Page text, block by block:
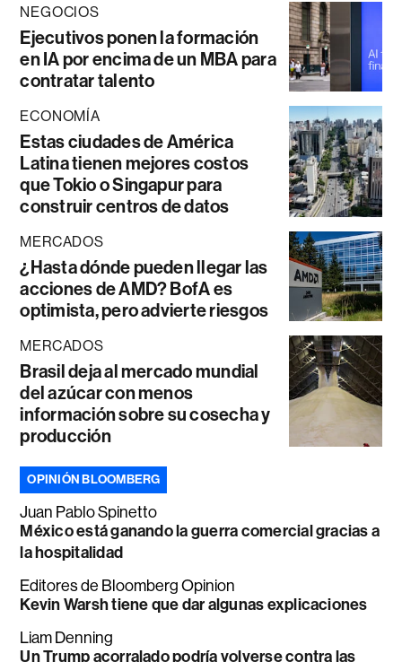
NEGOCIOS
Ejecutivos ponen la formación
en IA por encima de un MBA para
contratar talento
ECONOMÍA
Estas ciudades de América
Latina tienen mejores costos
que Tokio o Singapur para
construir centros de datos
MERCADOS
¿Hasta dónde pueden llegar las
acciones de AMD? BofA es
optimista, pero advierte riesgos
MERCADOS
Brasil deja al mercado mundial
del azúcar con menos
información sobre su cosecha y
producción
OPINIÓN BLOOMBERG
Juan Pablo Spinetto
México está ganando la guerra comercial gracias a
la hospitalidad
Editores de Bloomberg Opinion
Kevin Warsh tiene que dar algunas explicaciones
Liam Denning
Un Trump acorralado podría volverse contra las